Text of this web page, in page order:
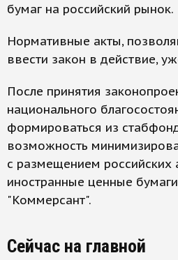
бумаг на российский рынок.
Нормативные акты,
ввести закон в действие,
После принятия
национального
формироваться из
возможность
с размещением российских
иностранные ценные
"Коммерсант".
Сейчас на главной